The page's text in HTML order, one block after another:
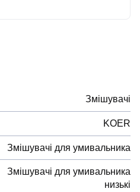
Змішувачі
KOER
Змішувачі для умивальника
Змішувачі для умивальника
низькі